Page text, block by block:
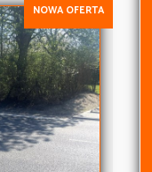
NOWA OFERTA